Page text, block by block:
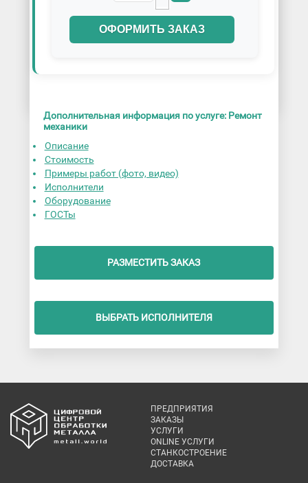
ОФОРМИТЬ ЗАКАЗ
Дополнительная информация по услуге: Ремонт
механики
Описание
Стоимость
Примеры работ (фото, видео)
Исполнители
Оборудование
ГОСТы
РАЗМЕСТИТЬ ЗАКАЗ
ВЫБРАТЬ ИСПОЛНИТЕЛЯ
ПРЕДПРИЯТИЯ
ЗАКАЗЫ
УСЛУГИ
ONLINE УСЛУГИ
СТАНКОСТРОЕНИЕ
ДОСТАВКА